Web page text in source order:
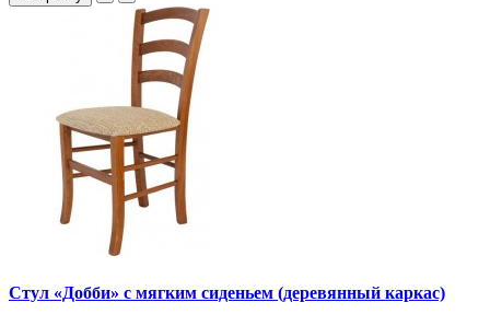
Стул «Добби» с мягким сиденьем (деревянный каркас)